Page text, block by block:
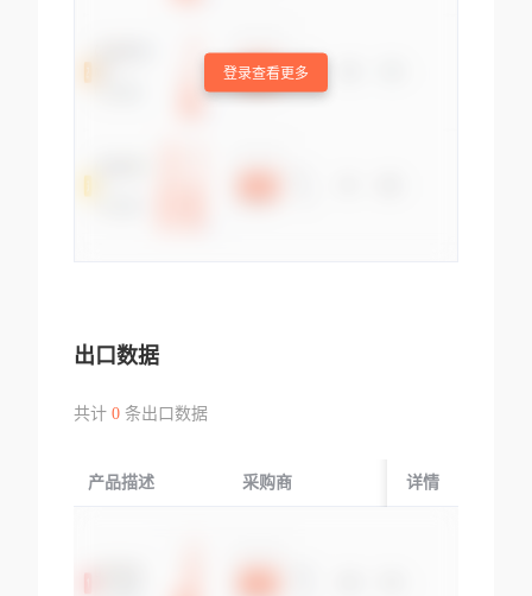
登录查看更多
出口数据
共计 0条出口数据
产品描述 采购商 起运国/地区
详情